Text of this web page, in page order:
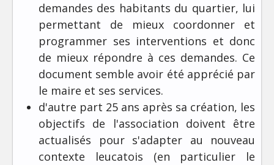
demandes des habitants du quartier, lui
permettant de mieux coordonner et
programmer ses interventions et donc
de mieux répondre à ces demandes. Ce
document semble avoir été apprécié par
le maire et ses services.
d'autre part 25 ans après sa création, les
objectifs de l'association doivent être
actualisés pour s'adapter au nouveau
contexte leucatois (en particulier le